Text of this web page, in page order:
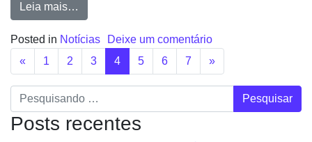
Leia mais…
Posted in Notícias
Deixe um comentário
«
1 2 3 4 5 6 7 »
Pesquisar
Posts recentes